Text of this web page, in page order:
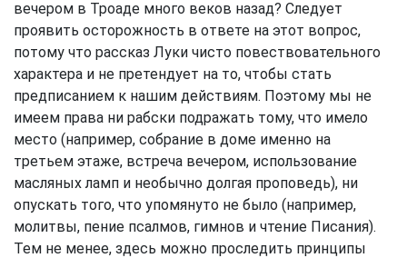
вечером в Троаде много веков назад? Следует
проявить осторожность в ответе на этот вопрос,
потому что рассказ Луки чисто повествовательного
характера и не претендует на то, чтобы стать
предписанием к нашим действиям. Поэтому мы не
имеем права ни рабски подражать тому, что имело
место (например, собрание в доме именно на
третьем этаже, встреча вечером, использование
масляных ламп и необычно долгая проповедь), ни
опускать того, что упомянуто не было (например,
молитвы, пение псалмов, гимнов и чтение Писания).
Тем не менее, здесь можно проследить принципы